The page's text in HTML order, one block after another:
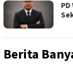
Berita